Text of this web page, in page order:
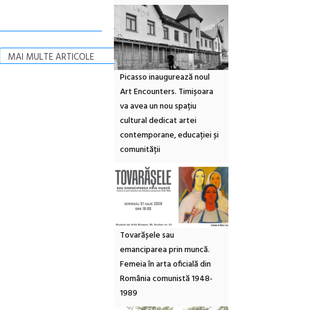
MAI MULTE ARTICOLE
Picasso inaugurează noul
Art Encounters. Timișoara
va avea un nou spațiu
cultural dedicat artei
contemporane, educației și
comunității
Tovarășele sau
emanciparea prin muncă.
Femeia în arta oficială din
România comunistă 1948-
1989